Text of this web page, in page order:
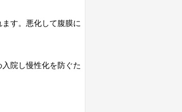
す。悪化して腹膜に
院し慢性化を防ぐた